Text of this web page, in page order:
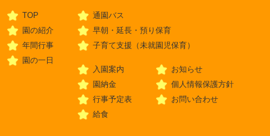
TOP
園の紹介
年間行事
園の一日
通園バス
早朝・延長・預り保育
子育て支援（未就園児保育）
入園案内
園納金
行事予定表
給食
お知らせ
個人情報保護方針
お問い合わせ